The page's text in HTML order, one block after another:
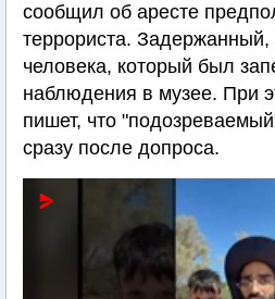
сообщил об аресте
террориста.
человека, который был
наблюдения в музее. При
пишет, что
сразу после допроса.